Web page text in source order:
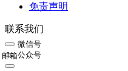
免责声明
联系我们
微信号
公众号
邮箱